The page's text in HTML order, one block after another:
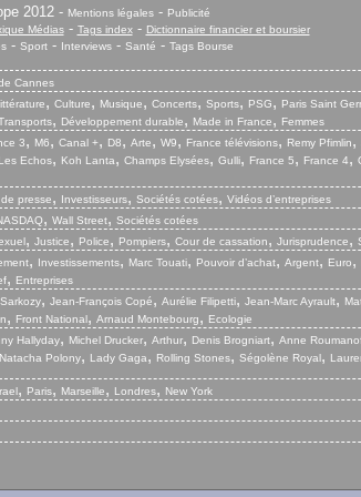
2012 - Mentions légales- Publicité
Médias- Tags index- Dictionnaire financier et boursier
- Sport- Interviews- Santé - Tags Bourse
Cannes
, Culture, Musique, Concerts, Sports, PSG, Paris Saint
, Développement durable, Made in France, Femmes
3, M6, Canal +, D8, Arte, W9, France télévisions, Remy Pfimlin,
Les Echos, Koh Lanta, Champs Elysées, Gulli, France 5, France 4,
presse, Investisseurs, Sociétés cotées, Vidéos d’entreprises
, Wall Street, Sociétés cotées
, Justice, Police, Pompiers, Cour de cassation, Jurisprudence,
, Investissements, Marc Touati, Pouvoir d’achat, Argent, Euro,
, Entreprises
, Jean-François Copé, Aurélie Filipetti, Jean-Marc Ayrault,
, Front National, Arnaud Montebourg, Ecologie
Hallyday, Michel Drucker, Arthur, Denis Brogniart, Anne
Natacha Polony, Lady Gaga, Rolling Stones, Ségolène Royal,
, Paris, Marseille, Londres, New York